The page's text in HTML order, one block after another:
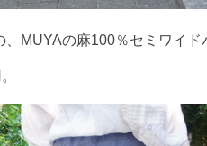
MUYAの麻100％セミワイド